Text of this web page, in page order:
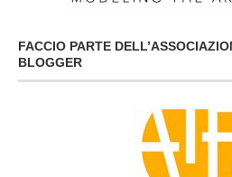
FACCIO PARTE
BLOGGER